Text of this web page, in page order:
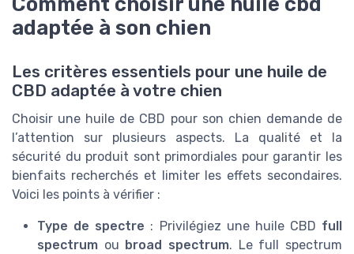
adaptée à son chien
Les critères essentiels pour une huile de
CBD adaptée à votre chien
Choisir une huile de CBD pour son chien demande de
l’attention sur plusieurs aspects. La qualité et la
sécurité du produit sont primordiales pour garantir les
bienfaits recherchés et limiter les effets secondaires.
Voici les points à vérifier :
Type de spectre : Privilégiez une huile CBD full
spectrum ou broad spectrum. Le full spectrum